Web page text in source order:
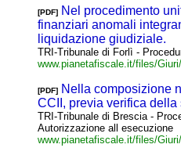
[PDF] Nel procedimento
finanziari anomali
liquidazione giudiziale.
TRI-Tribunale di Forlì -
www.pianetafiscale.it/files/
[PDF] Nella composizione
CCII, previa verifica
TRI-Tribunale di Brescia -
Autorizzazione all esecuzione
www.pianetafiscale.it/files/